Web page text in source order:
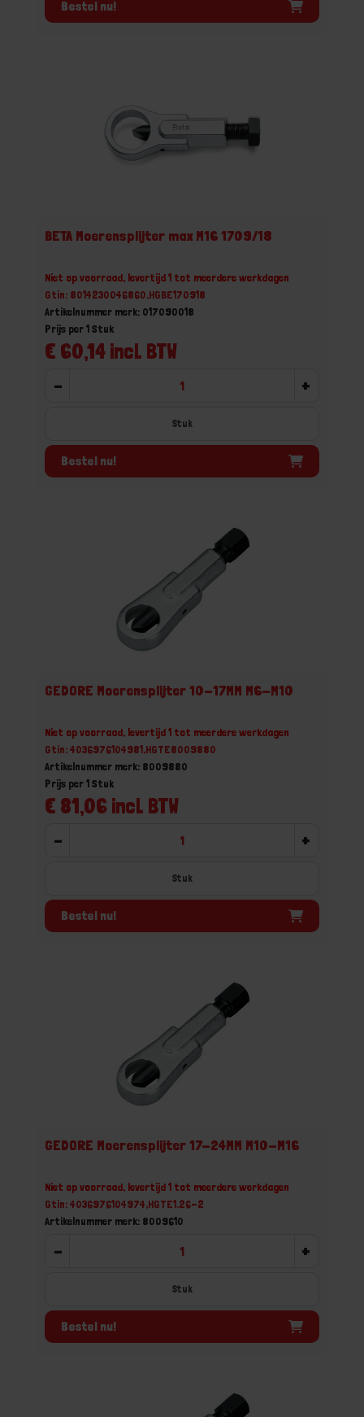
Bestel nu!
BETA Moerensplijter max M16 1709/18
Niet op voorraad, levertijd 1 tot meerdere werkdagen
Gtin: 8014230046860,HGBE170918
Artikelnummer merk: 017090018
€ 60,14 incl. BTW
Prijs per 1 Stuk
- +
Stuk
Bestel nu!
GEDORE Moerensplijter 10-17MM M6-M10
Niet op voorraad, levertijd 1 tot meerdere werkdagen
Gtin: 4036976104981,HGTE8009880
Artikelnummer merk: 8009880
€ 81,06 incl. BTW
Prijs per 1 Stuk
- +
Stuk
Bestel nu!
GEDORE Moerensplijter 17-24MM M10-M16
Niet op voorraad, levertijd 1 tot meerdere werkdagen
Gtin: 4036976104974,HGTE1.26-2
Artikelnummer merk: 8009610
- +
Stuk
Bestel nu!